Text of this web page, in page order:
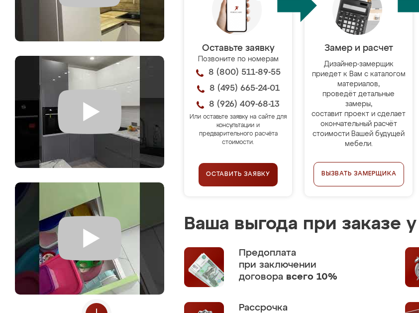
Оставьте заявку
Позвоните по номерам
8 (800) 511-89-55
8 (495) 665-24-01
8 (926) 409-68-13
Или оставьте заявку на сайте для
консультации и
предварительного расчёта
стоимости.
ОСТАВИТЬ ЗАЯВКУ
Замер и расчет
Дизайнер-замерщик
приедет к Вам с каталогом
материалов,
проведёт детальные
замеры,
составит проект и сделает
окончательный расчёт
стоимости Вашей будущей
мебели.
ВЫЗВАТЬ ЗАМЕРЩИКА
Ваша выгода при заказе
Предоплата
при заключении
договора всего 10%
Рассрочка